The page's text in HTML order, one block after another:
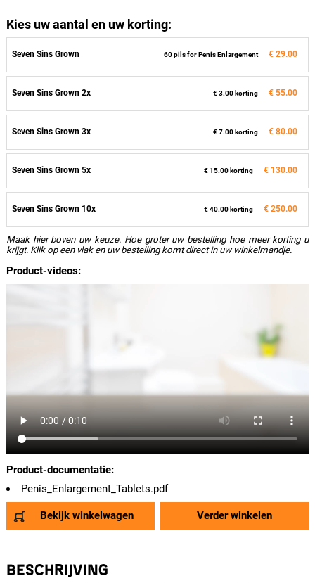
Kies uw aantal en uw korting:
Seven Sins Grown 60 pils for Penis Enlargement € 29.00
Seven Sins Grown 2x € 3.00 korting € 55.00
Seven Sins Grown 3x € 7.00 korting € 80.00
Seven Sins Grown 5x € 15.00 korting € 130.00
Seven Sins Grown 10x € 40.00 korting € 250.00
Maak hier boven uw keuze. Hoe groter uw bestelling hoe meer korting u
krijgt. Klik op een vlak en uw bestelling komt direct in uw winkelmandje.
Product-videos:
Product-documentatie:
Penis_Enlargement_Tablets.pdf
Bekijk winkelwagen Verder winkelen
BESCHRIJVING